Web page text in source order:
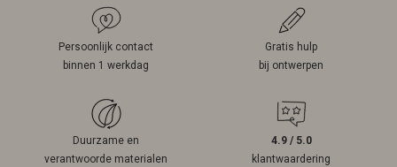
Persoonlijk contact
binnen 1 werkdag
Gratis hulp
bij ontwerpen
Duurzame en
verantwoorde materialen
4.9 / 5.0
klantwaardering